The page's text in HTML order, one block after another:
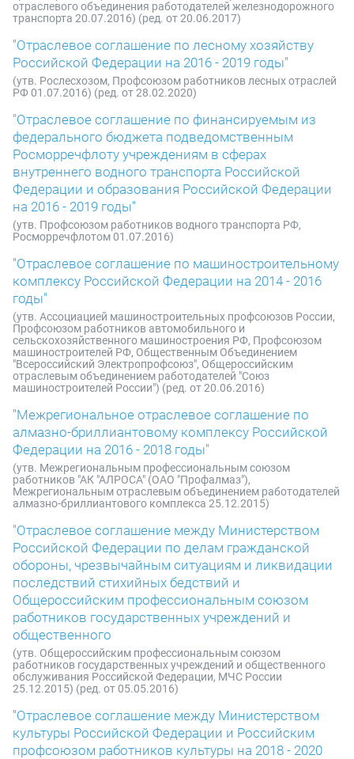
отраслевого объединения работодателей железнодорожного
транспорта 20.07.2016) (ред. от 20.06.2017)
"Отраслевое соглашение по лесному хозяйству
Российской Федерации на 2016 - 2019 годы"
(утв. Рослесхозом, Профсоюзом работников лесных отраслей
РФ 01.07.2016) (ред. от 28.02.2020)
"Отраслевое соглашение по финансируемым из
федерального бюджета подведомственным
Росморречфлоту учреждениям в сферах
внутреннего водного транспорта Российской
Федерации и образования Российской Федерации
на 2016 - 2019 годы"
(утв. Профсоюзом работников водного транспорта РФ,
Росморречфлотом 01.07.2016)
"Отраслевое соглашение по машиностроительному
комплексу Российской Федерации на 2014 - 2016
годы"
(утв. Ассоциацией машиностроительных профсоюзов России,
Профсоюзом работников автомобильного и
сельскохозяйственного машиностроения РФ, Профсоюзом
машиностроителей РФ, Общественным Объединением
"Всероссийский Электропрофсоюз", Общероссийским
отраслевым объединением работодателей "Союз
машиностроителей России") (ред. от 20.06.2016)
"Межрегиональное отраслевое соглашение по
алмазно-бриллиантовому комплексу Российской
Федерации на 2016 - 2018 годы"
(утв. Межрегиональным профессиональным союзом
работников "АК "АЛРОСА" (ОАО "Профалмаз"),
Межрегиональным отраслевым объединением работодателей
алмазно-бриллиантового комплекса 25.12.2015)
"Отраслевое соглашение между Министерством
Российской Федерации по делам гражданской
обороны, чрезвычайным ситуациям и ликвидации
последствий стихийных бедствий и
Общероссийским профессиональным союзом
работников государственных учреждений и
общественного
(утв. Общероссийским профессиональным союзом
работников государственных учреждений и общественного
обслуживания Российской Федерации, МЧС России
25.12.2015) (ред. от 05.05.2016)
"Отраслевое соглашение между Министерством
культуры Российской Федерации и Российским
профсоюзом работников культуры на 2018 - 2020